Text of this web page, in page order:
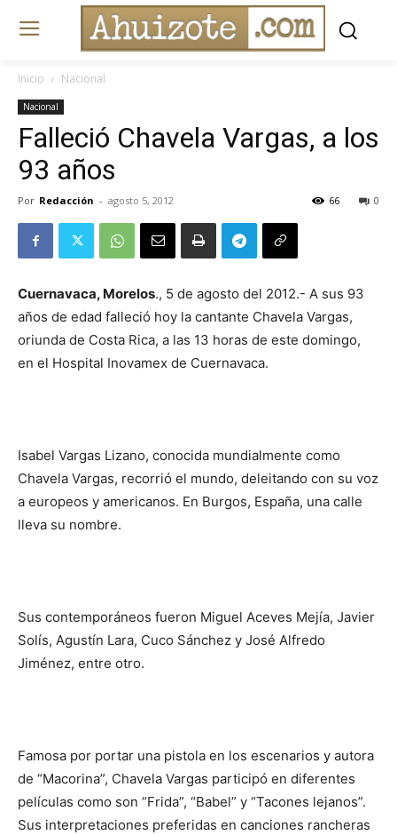
Inicio Nacional
Nacional
Falleció Chavela Vargas, a los
93 años
Por Redacción - agosto 5, 2012 0
66
Cuernavaca, Morelos., 5 de agosto del 2012.- A sus 93
años de edad falleció hoy la cantante Chavela Vargas,
oriunda de Costa Rica, a las 13 horas de este domingo,
en el Hospital Inovamex de Cuernavaca.
Isabel Vargas Lizano, conocida mundialmente como
Chavela Vargas, recorrió el mundo, deleitando con su voz
a europeos y americanos. En Burgos, España, una calle
lleva su nombre.
Sus contemporáneos fueron Miguel Aceves Mejía, Javier
Solís, Agustín Lara, Cuco Sánchez y José Alfredo
Jiménez, entre otro.
Famosa por portar una pistola en los escenarios y autora
de “Macorina”, Chavela Vargas participó en diferentes
películas como son “Frida”, “Babel” y “Tacones lejanos”.
Sus interpretaciones preferidas en canciones rancheras